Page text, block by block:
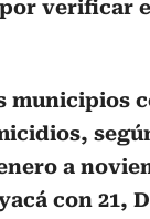
verificar
municipios
a
con 21,